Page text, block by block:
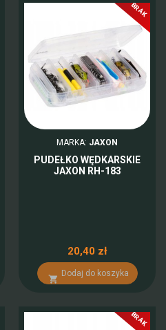
BRAK
MARKA: JAXON
PUDEŁKO WĘDKARSKIE
JAXON RH-183
20,40 zł

Dodaj do koszyka
BRAK